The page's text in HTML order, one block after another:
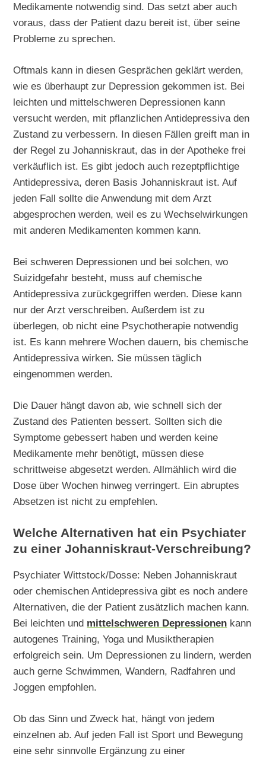
Medikamente notwendig sind. Das setzt aber auch
voraus, dass der Patient dazu bereit ist, über seine
Probleme zu sprechen.
Oftmals kann in diesen Gesprächen geklärt werden,
wie es überhaupt zur Depression gekommen ist. Bei
leichten und mittelschweren Depressionen kann
versucht werden, mit pflanzlichen Antidepressiva den
Zustand zu verbessern. In diesen Fällen greift man in
der Regel zu Johanniskraut, das in der Apotheke frei
verkäuflich ist. Es gibt jedoch auch rezeptpflichtige
Antidepressiva, deren Basis Johanniskraut ist. Auf
jeden Fall sollte die Anwendung mit dem Arzt
abgesprochen werden, weil es zu Wechselwirkungen
mit anderen Medikamenten kommen kann.
Bei schweren Depressionen und bei solchen, wo
Suizidgefahr besteht, muss auf chemische
Antidepressiva zurückgegriffen werden. Diese kann
nur der Arzt verschreiben. Außerdem ist zu
überlegen, ob nicht eine Psychotherapie notwendig
ist. Es kann mehrere Wochen dauern, bis chemische
Antidepressiva wirken. Sie müssen täglich
eingenommen werden.
Die Dauer hängt davon ab, wie schnell sich der
Zustand des Patienten bessert. Sollten sich die
Symptome gebessert haben und werden keine
Medikamente mehr benötigt, müssen diese
schrittweise abgesetzt werden. Allmählich wird die
Dose über Wochen hinweg verringert. Ein abruptes
Absetzen ist nicht zu empfehlen.
Welche Alternativen hat ein Psychiater
zu einer Johanniskraut-Verschreibung?
Psychiater Wittstock/Dosse: Neben Johanniskraut
oder chemischen Antidepressiva gibt es noch andere
Alternativen, die der Patient zusätzlich machen kann.
Bei leichten und mittelschweren Depressionen kann
autogenes Training, Yoga und Musiktherapien
erfolgreich sein. Um Depressionen zu lindern, werden
auch gerne Schwimmen, Wandern, Radfahren und
Joggen empfohlen.
Ob das Sinn und Zweck hat, hängt von jedem
einzelnen ab. Auf jeden Fall ist Sport und Bewegung
eine sehr sinnvolle Ergänzung zu einer